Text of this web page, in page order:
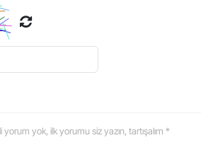
yorum yok, ilk yorumu siz yazın, tartışalım *